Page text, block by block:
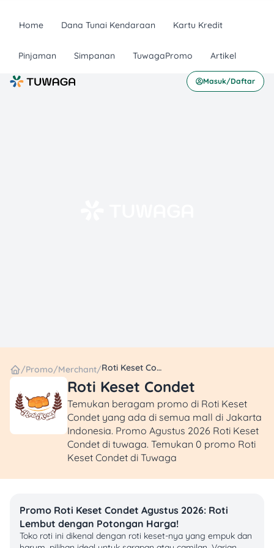
Home Dana Tunai Kendaraan Kartu Kredit
Pinjaman Simpanan TuwagaPromo Artikel
Masuk/Daftar
/Promo/Merchant/ Roti Keset Condet
Roti Keset Condet
Temukan beragam promo di Roti Keset
Condet yang ada di semua mall di Jakarta
Indonesia. Promo Agustus 2026 Roti Keset
Condet di tuwaga. Temukan 0 promo Roti
Keset Condet di Tuwaga
Promo Roti Keset Condet Agustus 2026: Roti
Lembut dengan Potongan Harga!
Toko roti ini dikenal dengan roti keset-nya yang empuk dan